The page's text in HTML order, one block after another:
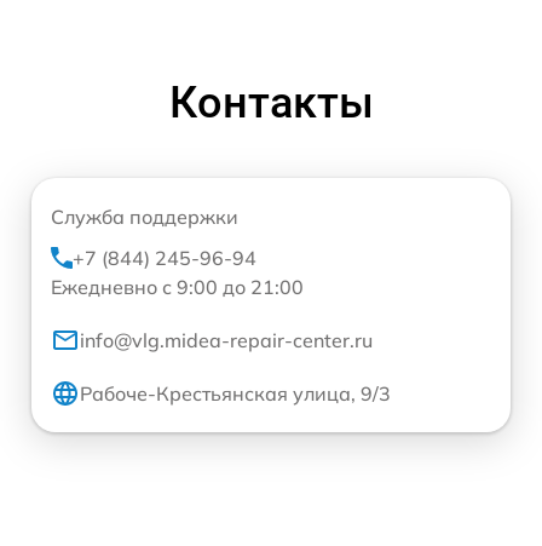
Контакты
Служба поддержки
+7 (844) 245-96-94
Ежедневно с 9:00 до 21:00
info@vlg.midea-repair-center.ru
Рабоче-Крестьянская улица, 9/3